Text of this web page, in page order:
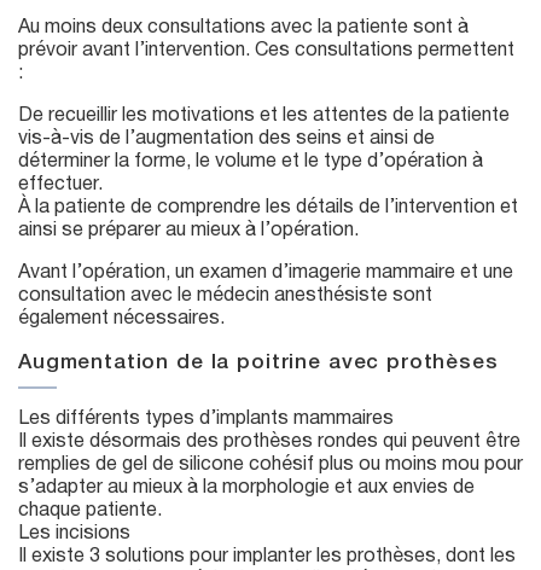
Au moins deux consultations avec la patiente sont à
prévoir avant l’intervention. Ces consultations permettent
:
De recueillir les motivations et les attentes de la patiente
vis-à-vis de l’augmentation des seins et ainsi de
déterminer la forme, le volume et le type d’opération à
effectuer.
À la patiente de comprendre les détails de l’intervention et
ainsi se préparer au mieux à l’opération.
Avant l’opération, un examen d’imagerie mammaire et une
consultation avec le médecin anesthésiste sont
également nécessaires.
Augmentation de la poitrine avec prothèses
Les différents types d’implants mammaires
Il existe désormais des prothèses rondes qui peuvent être
remplies de gel de silicone cohésif plus ou moins mou pour
s’adapter au mieux à la morphologie et aux envies de
chaque patiente.
Les incisions
Il existe 3 solutions pour implanter les prothèses, dont les